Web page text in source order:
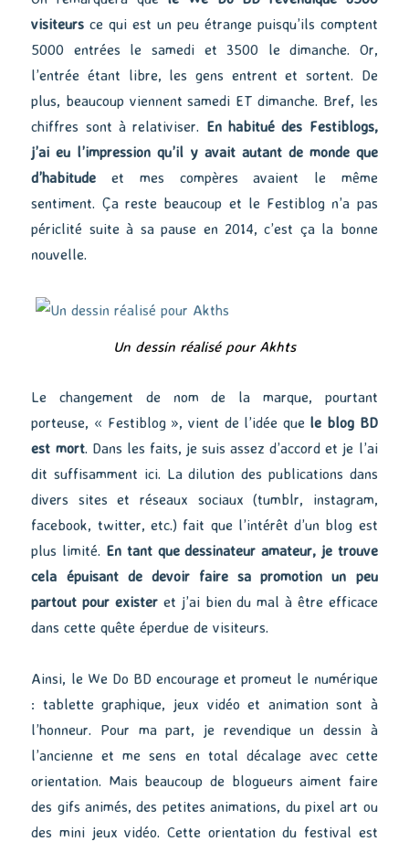
visiteurs ce qui est un peu étrange puisqu’ils comptent
5000 entrées le samedi et 3500 le dimanche. Or,
l’entrée étant libre, les gens entrent et sortent. De
plus, beaucoup viennent samedi ET dimanche. Bref, les
chiffres sont à relativiser. En habitué des Festiblogs,
j’ai eu l’impression qu’il y avait autant de monde que
d’habitude et mes compères avaient le même
sentiment. Ça reste beaucoup et le Festiblog n’a pas
périclité suite à sa pause en 2014, c’est ça la bonne
nouvelle.
Un dessin réalisé pour Akhts
Le changement de nom de la marque, pourtant
porteuse, « Festiblog », vient de l’idée que le blog BD
est mort. Dans les faits, je suis assez d’accord et je l’ai
dit suffisamment ici. La dilution des publications dans
divers sites et réseaux sociaux (tumblr, instagram,
facebook, twitter, etc.) fait que l’intérêt d’un blog est
plus limité. En tant que dessinateur amateur, je trouve
cela épuisant de devoir faire sa promotion un peu
partout pour exister et j’ai bien du mal à être efficace
dans cette quête éperdue de visiteurs.
Ainsi, le We Do BD encourage et promeut le numérique
: tablette graphique, jeux vidéo et animation sont à
l’honneur. Pour ma part, je revendique un dessin à
l’ancienne et me sens en total décalage avec cette
orientation. Mais beaucoup de blogueurs aiment faire
des gifs animés, des petites animations, du pixel art ou
des mini jeux vidéo. Cette orientation du festival est